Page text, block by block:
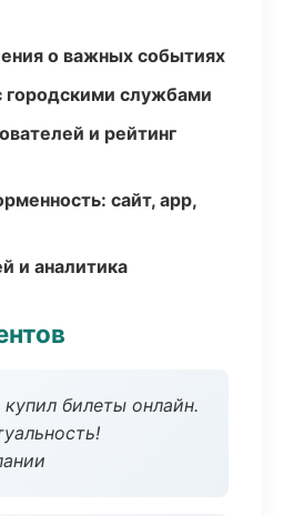
о важных событиях
городскими службами
и рейтинг
сайт, app,
и аналитика
билеты онлайн.